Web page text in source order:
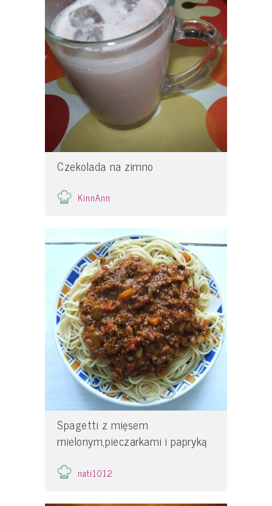
Czekolada na zimno
KinnAnn
Spagetti z mięsem
mielonym,pieczarkami i papryką
nati1012